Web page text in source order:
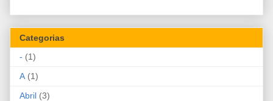
Categorias
- (1)
A (1)
Abril (3)